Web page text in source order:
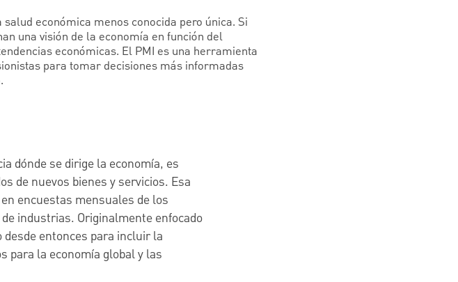
económica menos conocida pero única. Si
una visión de la economía en función del
económicas. El PMI es una herramienta
para tomar decisiones más informadas
dónde se dirige la economía, es
de nuevos bienes y servicios. Esa
encuestas mensuales de los
industrias. Originalmente enfocado
desde entonces para incluir la
para la economía global y las